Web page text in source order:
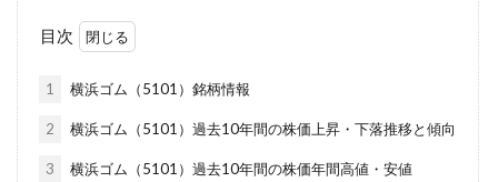
目次
1 横浜ゴム（5101）銘柄情報
2 横浜ゴム（5101）過去10年間の株価上昇・下落推移と傾向
3 横浜ゴム（5101）過去10年間の株価年間高値・安値